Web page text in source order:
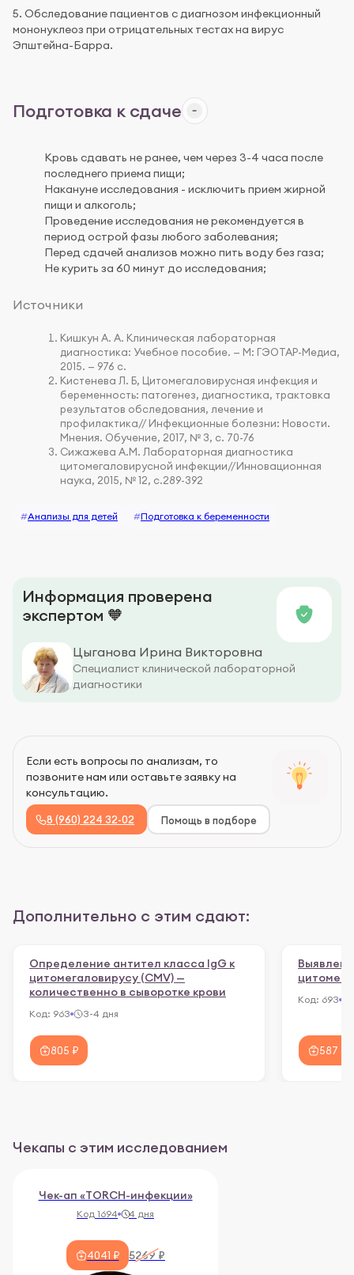
5. Обследование пациентов с диагнозом инфекционный
мононуклеоз при отрицательных тестах на вирус
Эпштейна-Барра.
Подготовка к сдаче
Кровь сдавать не ранее, чем через 3-4 часа после
последнего приема пищи;
Накануне исследования - исключить прием жирной
пищи и алкоголь;
Проведение исследования не рекомендуется в
период острой фазы любого заболевания;
Перед сдачей анализов можно пить воду без газа;
Не курить за 60 минут до исследования;
Источники
Кишкун А. А. Клиническая лабораторная
диагностика: Учебное пособие. — М: ГЭОТАР-Медиа,
2015. — 976 с.
Кистенева Л. Б, Цитомегаловирусная инфекция и
беременность: патогенез, диагностика, трактовка
результатов обследования, лечение и
профилактика// Инфекционные болезни: Новости.
Мнения. Обучение, 2017, № 3, с. 70-76
Сижажева А.М. Лабораторная диагностика
цитомегаловирусной инфекции//Инновационная
наука, 2015, № 12, с.289-392
#Анализы для детей #Подготовка к беременности
Информация проверена
экспертом 🧡
Цыганова Ирина Викторовна
Специалист клинической лабораторной
диагностики
Если есть вопросы по анализам, то
позвоните нам или оставьте заявку на
консультацию.
8 (960) 224 32-02 Помощь в подборе
Дополнительно с этим сдают:
Определение антител класса IgG к
цитомегаловирусу (CMV) —
количественно в сыворотке крови
Код: 963 3-4 дня
805 ₽
Код: 693
587 ₽
Чекапы с этим исследованием
Чек-ап «TORCH-инфекции»
Код 1694 4 дня
4041 ₽ 5269 ₽